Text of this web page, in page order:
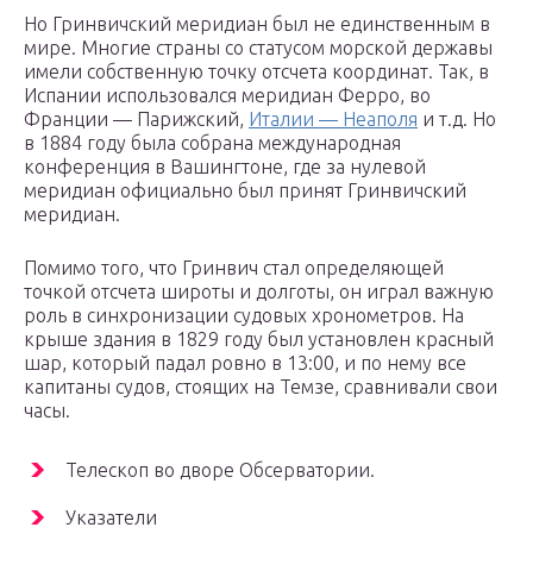
Но Гринвичский меридиан был не единственным в
мире. Многие страны со статусом морской державы
имели собственную точку отсчета координат. Так, в
Испании использовался меридиан Ферро, во
Франции — Парижский, Италии — Неаполя и т.д. Но
в 1884 году была собрана международная
конференция в Вашингтоне, где за нулевой
меридиан официально был принят Гринвичский
меридиан.
Помимо того, что Гринвич стал определяющей
точкой отсчета широты и долготы, он играл важную
роль в синхронизации судовых хронометров. На
крыше здания в 1829 году был установлен красный
шар, который падал ровно в 13:00, и по нему все
капитаны судов, стоящих на Темзе, сравнивали свои
часы.
Телескоп во дворе Обсерватории.
Указатели